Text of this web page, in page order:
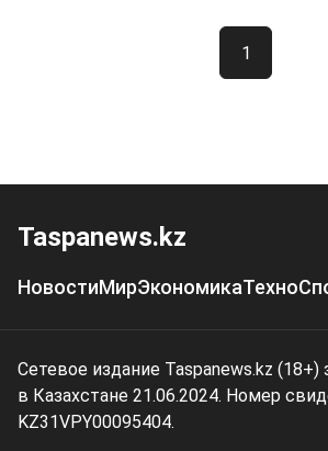
1
Taspanews.kz
НовостиМирЭкономикаТехно
Сетевое издание Taspanews.kz (18+)
в Казахстане 21.06.2024. Номер
KZ31VPY00095404.